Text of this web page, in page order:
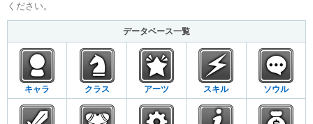
ください。
データベース一覧
キャラ クラス アーツ スキル ソウル